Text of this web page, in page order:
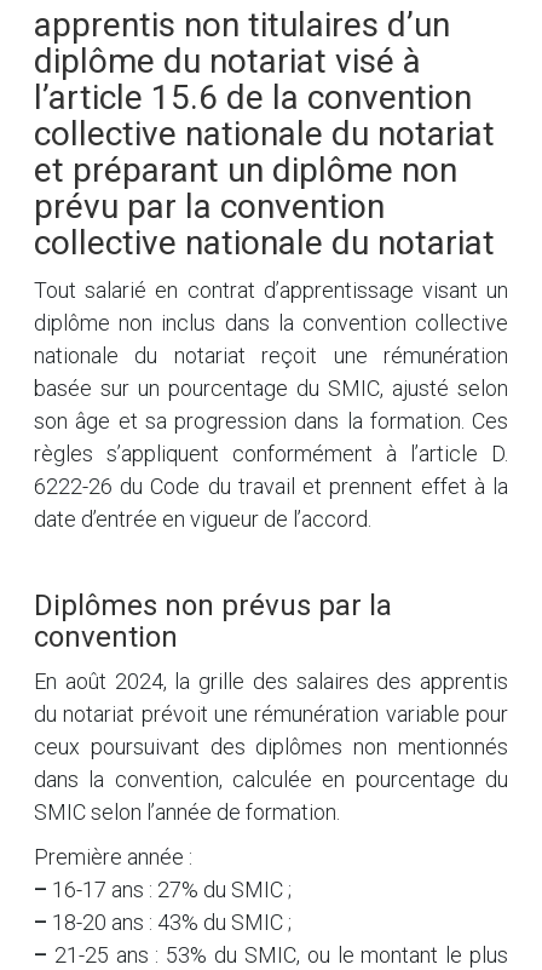
apprentis non titulaires d’un
diplôme du notariat visé à
l’article 15.6 de la convention
collective nationale du notariat
et préparant un diplôme non
prévu par la convention
collective nationale du notariat
Tout salarié en contrat d’apprentissage visant un
diplôme non inclus dans la convention collective
nationale du notariat reçoit une rémunération
basée sur un pourcentage du SMIC, ajusté selon
son âge et sa progression dans la formation. Ces
règles s’appliquent conformément à l’article D.
6222-26 du Code du travail et prennent effet à la
date d’entrée en vigueur de l’accord.
Diplômes non prévus par la
convention
En août 2024, la grille des salaires des apprentis
du notariat prévoit une rémunération variable pour
ceux poursuivant des diplômes non mentionnés
dans la convention, calculée en pourcentage du
SMIC selon l’année de formation.
Première année :
– 16-17 ans : 27% du SMIC ;
– 18-20 ans : 43% du SMIC ;
– 21-25 ans : 53% du SMIC, ou le montant le plus